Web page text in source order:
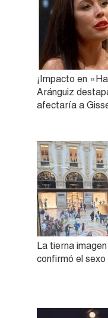
¡Impacto en
Aránguiz
afectaría a
La tierna
confirmó el